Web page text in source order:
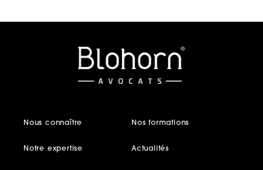
Nous connaître
Notre expertise
Nos formations
Actualités